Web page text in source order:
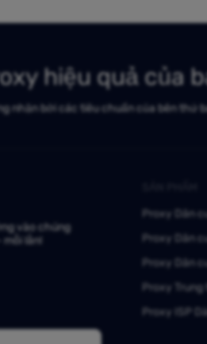
hiệu quả của
nhận bởi các tiêu chuẩn của bên thứ
vào chúng
mỗi lần!
Proxy Dân
Proxy Dân
Proxy Dân
Proxy Trung
Proxy ISP